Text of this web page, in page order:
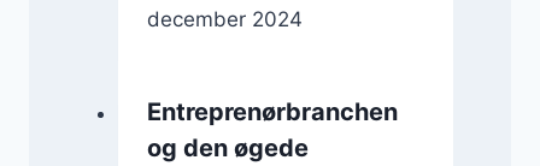
december 2024
Entreprenørbranchen
og den øgede